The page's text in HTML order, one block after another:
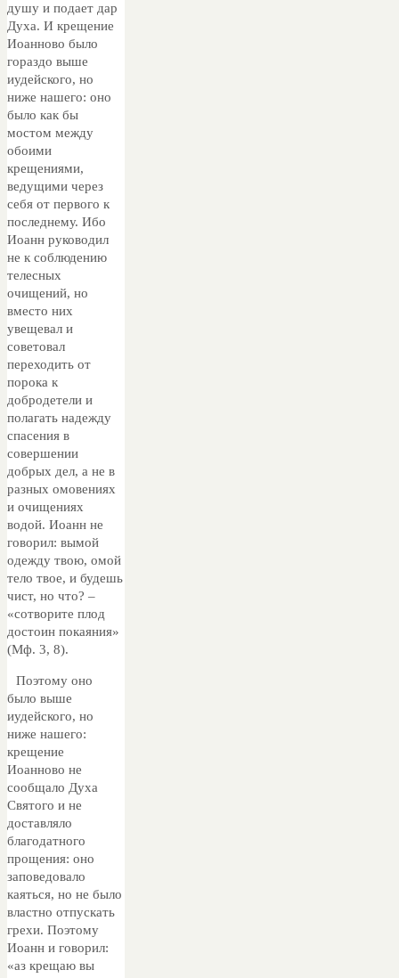
душу и подает дар
Духа. И крещение
Иоанново было
гораздо выше
иудейского, но
ниже нашего: оно
было как бы
мостом между
обоими
крещениями,
ведущими через
себя от первого к
последнему. Ибо
Иоанн руководил
не к соблюдению
телесных
очищений, но
вместо них
увещевал и
советовал
переходить от
порока к
добродетели и
полагать надежду
спасения в
совершении
добрых дел, а не в
разных омовениях
и очищениях
водой. Иоанн не
говорил: вымой
одежду твою, омой
тело твое, и будешь
чист, но что? –
«сотворите плод
достоин покаяния»
(Мф. 3, 8).
Поэтому оно
было выше
иудейского, но
ниже нашего:
крещение
Иоанново не
сообщало Духа
Святого и не
доставляло
благодатного
прощения: оно
заповедовало
каяться, но не было
властно отпускать
грехи. Поэтому
Иоанн и говорил:
«аз крещаю вы